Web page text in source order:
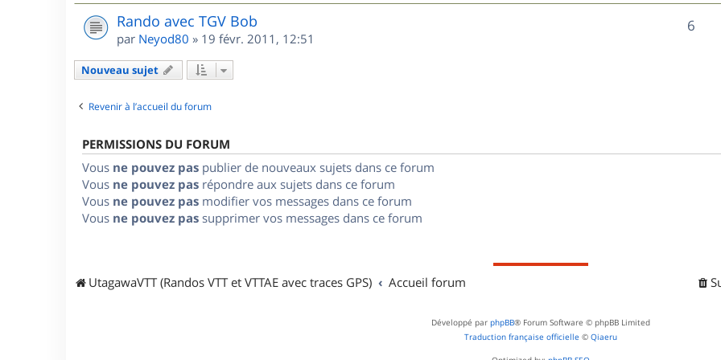
s
é
p
e
Rando avec TGV Bob
par Neyod80 » 19 févr. 2011, 12:51
6R
Nouveau sujet
Revenir à l’accueil du forum
PERMISSIONS DU FORUM
Vous ne pouvez pas publier de nouveaux sujets dans ce forum
Vous ne pouvez pas répondre aux sujets dans ce forum
Vous ne pouvez pas modifier vos messages dans ce forum
Vous ne pouvez pas supprimer vos messages dans ce forum
UtagawaVTT (Randos VTT et VTTAE avec traces GPS) Accueil forum
Développé par phpBB® Forum Software © phpBB Limited
Traduction française officielle © Qiaeru